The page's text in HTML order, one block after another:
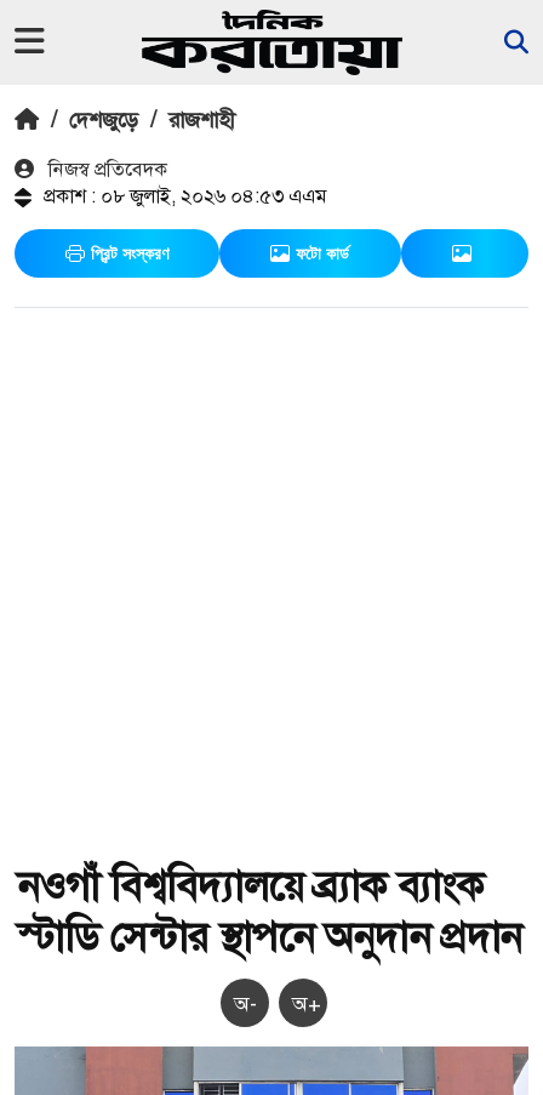
/ দেশজুড়ে / রাজশাহী
নিজস্ব প্রতিবেদক
প্রকাশ : ০৮ জুলাই, ২০২৬ ০৪:৫৩ এএম
প্রিন্ট সংস্করণ ফটো কার্ড
নওগাঁ বিশ্ববিদ্যালয়ে ব্র্যাক ব্যাংক
স্টাডি সেন্টার স্থাপনে অনুদান প্রদান
অ- অ+